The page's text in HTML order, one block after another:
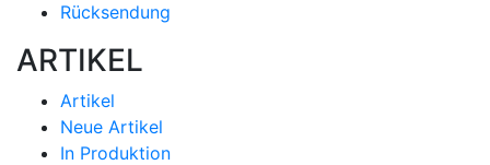
Rücksendung
ARTIKEL
Artikel
Neue Artikel
In Produktion